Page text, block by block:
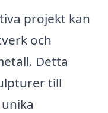
projekt kan
och
Detta
till